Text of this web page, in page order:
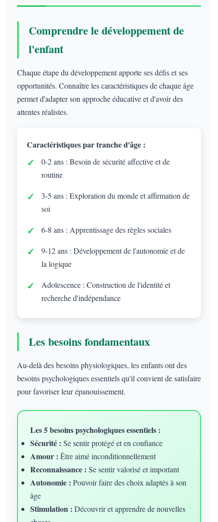
Comprendre le développement de
l'enfant
Chaque étape du développement apporte ses défis et ses
opportunités. Connaître les caractéristiques de chaque âge
permet d'adapter son approche éducative et d'avoir des
attentes réalistes.
Caractéristiques par tranche d'âge :
0-2 ans : Besoin de sécurité affective et de
routine
3-5 ans : Exploration du monde et affirmation de
soi
6-8 ans : Apprentissage des règles sociales
9-12 ans : Développement de l'autonomie et de
la logique
Adolescence : Construction de l'identité et
recherche d'indépendance
Les besoins fondamentaux
Au-delà des besoins physiologiques, les enfants ont des
besoins psychologiques essentiels qu'il convient de satisfaire
pour favoriser leur épanouissement.
Les 5 besoins psychologiques essentiels :
Sécurité : Se sentir protégé et en confiance
Amour : Être aimé inconditionnellement
Reconnaissance : Se sentir valorisé et important
Autonomie : Pouvoir faire des choix adaptés à son
âge
Stimulation : Découvrir et apprendre de nouvelles